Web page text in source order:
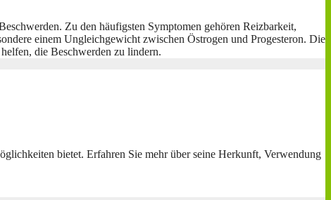
Zu den häufigsten Symptomen gehören Reizbarkeit,
einem Ungleichgewicht zwischen Östrogen und Progesteron. Die
die Beschwerden zu lindern.
bietet. Erfahren Sie mehr über seine Herkunft, Verwendung